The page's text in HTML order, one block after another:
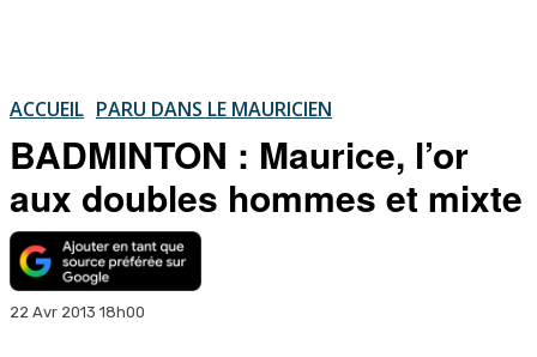
ACCUEIL PARU DANS LE MAURICIEN
BADMINTON : Maurice, l’or
aux doubles hommes et mixte
22 Avr 2013 18h00